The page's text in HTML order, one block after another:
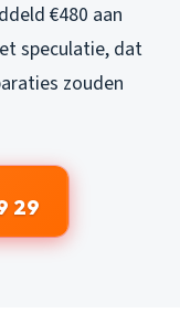
€480 aan
speculatie, dat
zouden
29